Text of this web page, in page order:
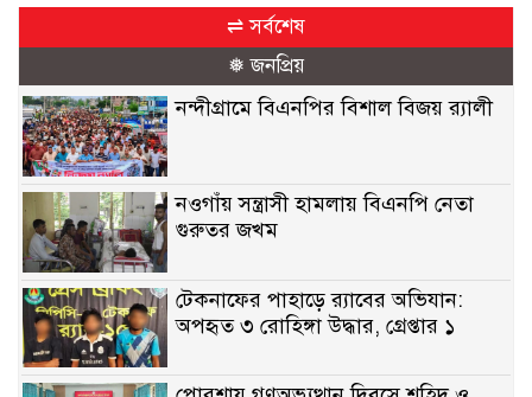
⇌ সর্বশেষ
❅ জনপ্রিয়
নন্দীগ্রামে বিএনপির বিশাল বিজয় র‍্যালী
নওগাঁয় সন্ত্রাসী হামলায় বিএনপি নেতা
গুরুতর জখম
টেকনাফের পাহাড়ে র‍্যাবের অভিযান:
অপহৃত ৩ রোহিঙ্গা উদ্ধার, গ্রেপ্তার ১